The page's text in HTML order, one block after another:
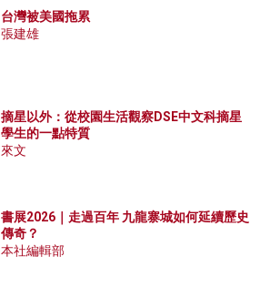
台灣被美國拖累
張建雄
摘星以外：從校園生活觀察DSE中文科摘星
學生的一點特質
來文
書展2026｜走過百年 九龍寨城如何延續歷史
傳奇？
本社編輯部